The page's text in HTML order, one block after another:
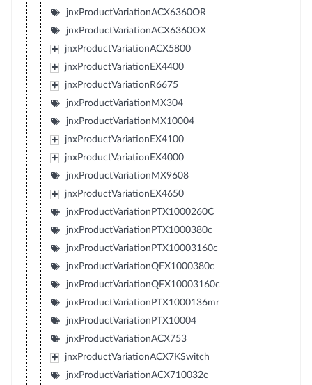
jnxProductVariationACX6360OR
jnxProductVariationACX6360OX
jnxProductVariationACX5800
jnxProductVariationEX4400
jnxProductVariationR6675
jnxProductVariationMX304
jnxProductVariationMX10004
jnxProductVariationEX4100
jnxProductVariationEX4000
jnxProductVariationMX9608
jnxProductVariationEX4650
jnxProductVariationPTX1000260C
jnxProductVariationPTX1000380c
jnxProductVariationPTX10003160c
jnxProductVariationQFX1000380c
jnxProductVariationQFX10003160c
jnxProductVariationPTX1000136mr
jnxProductVariationPTX10004
jnxProductVariationACX753
jnxProductVariationACX7KSwitch
jnxProductVariationACX710032c